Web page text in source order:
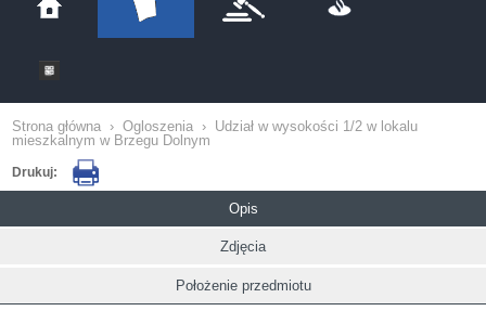
Strona główna › Ogloszenia › Udział w wysokości 1/2 w lokalu
mieszkalnym w Brzegu Dolnym
Drukuj:
Opis
Zdjęcia
Położenie przedmiotu